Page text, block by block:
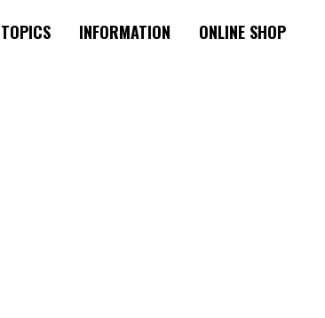
TOPICS INFORMATION ONLINE SHOP